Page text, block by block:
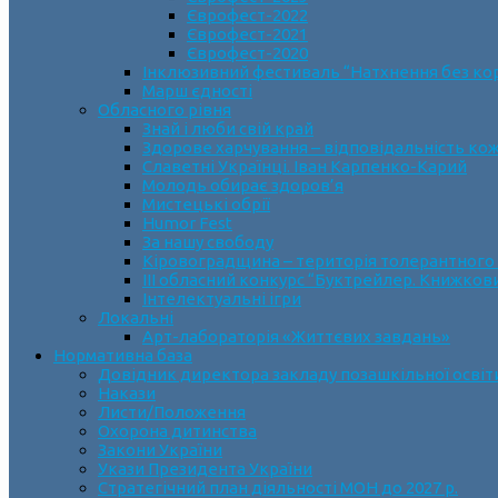
Єврофест-2022
Єврофест-2021
Єврофест-2020
Інклюзивний фестиваль “Натхнення без
Марш єдності
Обласного рівня
Знай і люби свій край
Здорове харчування – відповідальність
Славетні Українці. Іван Карпенко-Карий
Молодь обирає здоров’я
Мистецькі обрії
Humor Fest
За нашу свободу
Кіровоградщина – територія
ІII обласний конкурс “Буктрейлер.
Інтелектуальні ігри
Локальні
Арт-лабораторія «Життєвих завдань»
Нормативна база
Довідник директора закладу позашкільної
Накази
Листи/Положення
Охорона дитинства
Закони України
Укази Президента України
Стратегічний план діяльності МОН до 2027 р.